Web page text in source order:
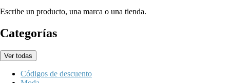
Escribe un producto, una marca o una tienda.
Categorías
Ver todas
Códigos de descuento